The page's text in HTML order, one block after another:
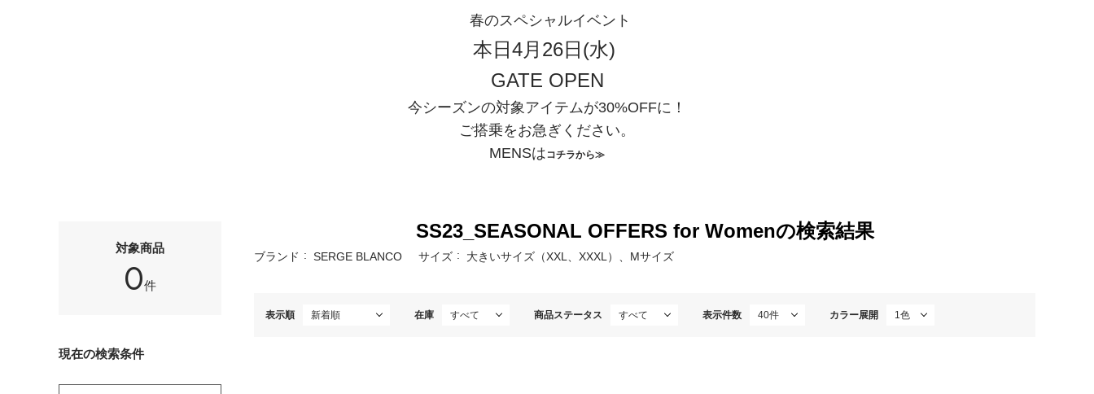
春のスペシャルイベント
本日4月26日(水)
GATE OPEN
今シーズンの対象アイテムが30%OFFに！
ご搭乗をお急ぎください。
MENSはコチラから≫
対象商品
0件
現在の検索条件
SS23_SEASONAL OFFERS for Womenの検索結果
ブランド SERGE BLANCO サイズ 大きいサイズ（XXL、XXXL）、Mサイズ
表示順 在庫 商品ステータス 表示件数 カラー展開